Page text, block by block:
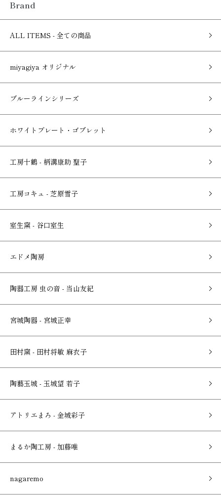
Brand
ALL ITEMS - 全ての商品
miyagiya オリジナル
ブルーラインシリーズ
ホワイトプレート・ゴブレット
工房十鶴 - 柄溝康助 聖子
工房コキュ - 芝原雪子
室生窯 - 谷口室生
エドメ陶房
陶器工房 虫の音 - 当山友紀
宮城陶器 - 宮城正幸
田村窯 - 田村将敏 麻衣子
陶藝玉城 - 玉城望 若子
アトリエまろ - 金城彩子
まるか陶工房 - 加藤唯
nagaremo